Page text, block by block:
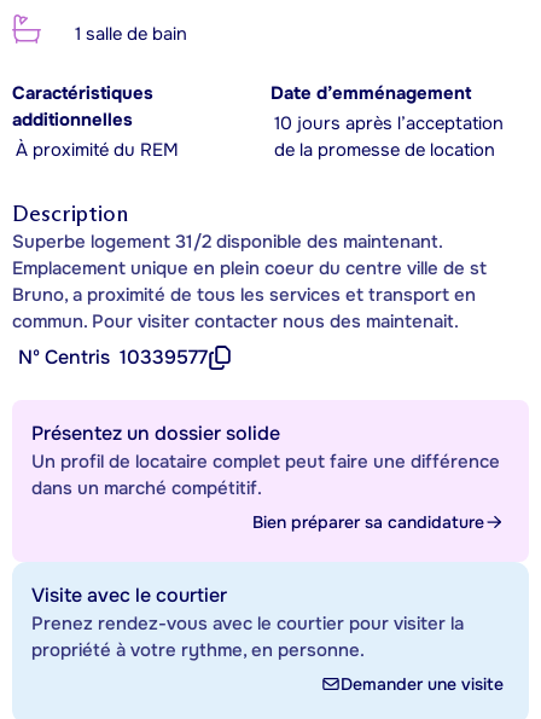
1 salle de bain
Caractéristiques
additionnelles
À proximité du REM
Date d’emménagement
10 jours après l’acceptation
de la promesse de location
Description
Superbe logement 31/2 disponible des maintenant.
Emplacement unique en plein coeur du centre ville de st
Bruno, a proximité de tous les services et transport en
commun. Pour visiter contacter nous des maintenait.
Nº Centris 10339577
Présentez un dossier solide
Un profil de locataire complet peut faire une différence
dans un marché compétitif.
Bien préparer sa candidature
Visite avec le courtier
Prenez rendez-vous avec le courtier pour visiter la
propriété à votre rythme, en personne.
Demander une visite